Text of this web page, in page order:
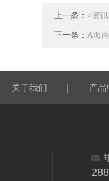
上一条： <资
下一条： A海
关于我们 | 产品